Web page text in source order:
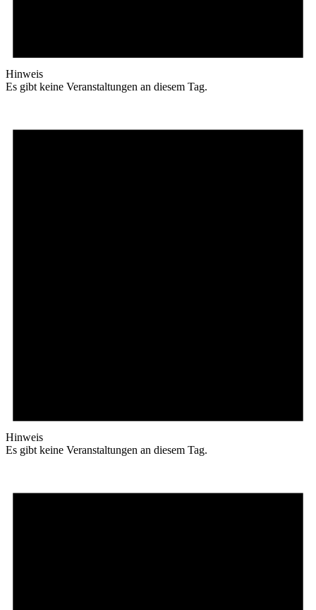
Hinweis
Es gibt keine Veranstaltungen an diesem Tag.
Hinweis
Es gibt keine Veranstaltungen an diesem Tag.